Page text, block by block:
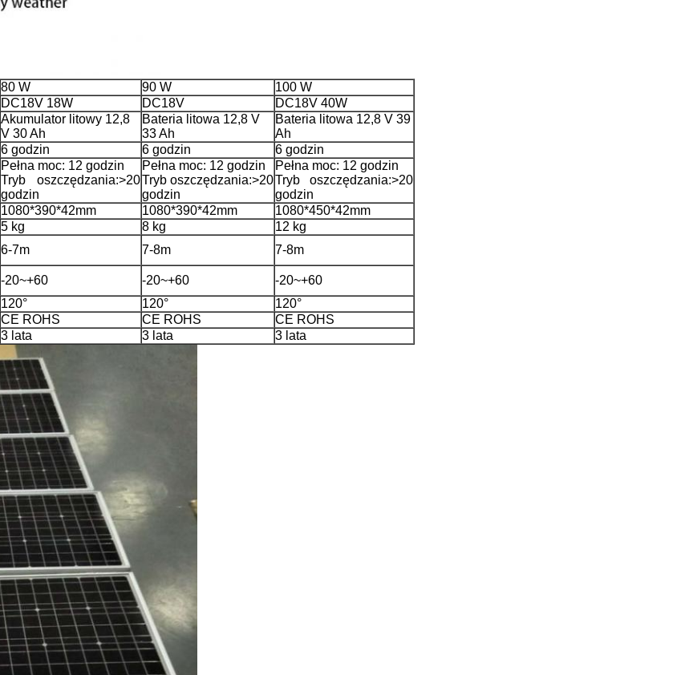
80 W 90 W
100 W
DC18V 18W DC18V
DC18V 40W
Akumulator litowy 12,8
V 30 Ah
Bateria litowa 12,8 V
33 Ah
Bateria litowa 12,8 V 39
Ah
6 godzin 6 godzin 6 godzin
Pełna moc: 12 godzin
Tryb oszczędzania:>20
godzin
Pełna moc: 12 godzin
Tryb oszczędzania:>20
godzin
Pełna moc: 12 godzin
Tryb oszczędzania:>20
godzin
1080*390*42mm 1080*390*42mm
1080*450*42mm
5 kg 8 kg
12 kg
6-7m 7-8m
7-8m
-20~+60 -20~+60
-20~+60
120° 120°
120°
CE ROHS CE ROHS
CE ROHS
3 lata 3 lata 3 lata